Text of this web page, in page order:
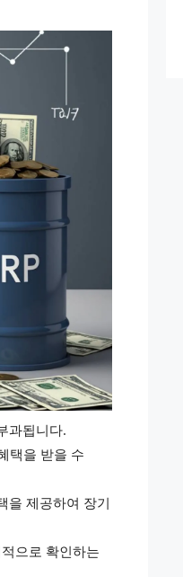
과됩니다.
택을 받을 수
을 제공하여 장기
으로 확인하는